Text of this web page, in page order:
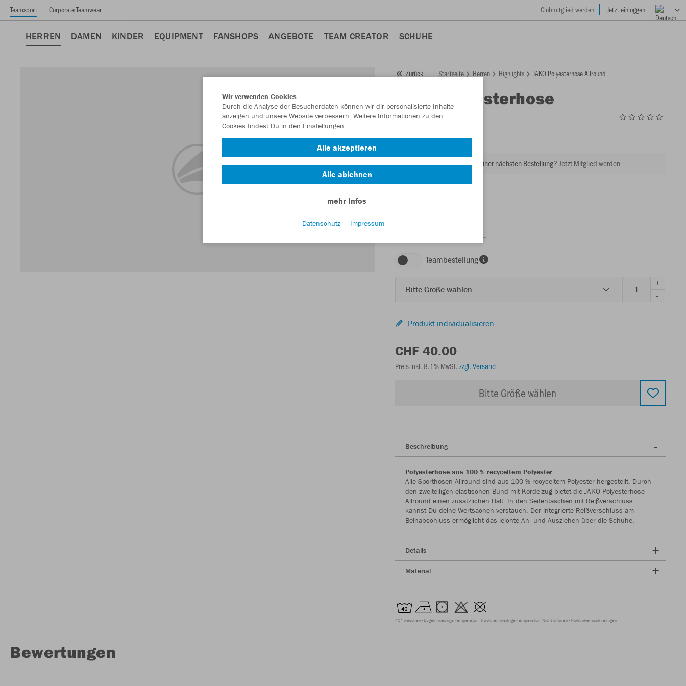
Teamsport Corporate Teamwear Clubmitglied werden Jetzt einloggen
HERREN DAMEN KINDER EQUIPMENT FANSHOPS ANGEBOTE TEAM CREATOR SCHUHE
Zurück Startseite Herren Highlights JAKO Polyesterhose Allround
Polyesterhose
Allround
Lust auf 30% Rabatt bei Deiner nächsten Bestellung? Jetzt Mitglied werden
Teambestellung
Bitte Größe wählen
+
-
Produkt individualisieren
CHF 40.00
Preis inkl. 8.1% MwSt. zzgl. Versand
Bitte Größe wählen
Beschreibung
Polyesterhose aus 100 % recyceltem Polyester
Alle Sporthosen Allround sind aus 100 % recyceltem Polyester hergestellt. Durch
den zweiteiligen elastischen Bund mit Kordelzug bietet die JAKO Polyesterhose
Allround einen zusätzlichen Halt. In den Seitentaschen mit Reißverschluss
kannst Du deine Wertsachen verstauen. Der integrierte Reißverschluss am
Beinabschluss ermöglicht das leichte An- und Ausziehen über die Schuhe.
Details
Material
40° waschen Bügeln niedrige Temperatur Trocknen niedrige Temperatur Nicht chloren Nicht chemisch reinigen
Bewertungen
Wir verwenden Cookies
Durch die Analyse der Besucherdaten können wir dir personalisierte Inhalte
anzeigen und unsere Website verbessern. Weitere Informationen zu den
Cookies findest Du in den Einstellungen.
Alle akzeptieren
Alle ablehnen
mehr Infos
Datenschutz Impressum